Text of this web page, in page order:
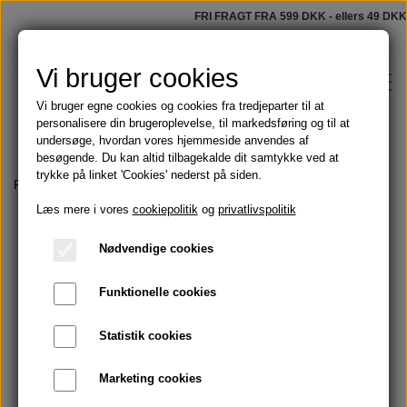
FRI FRAGT FRA 599 DKK - ellers 49 DKK
Shop
Skægolie og barbering
Håndmalede badeforhæng
Blog
Om
Forside Parfumer Discovery Set 7x2ml
Vi bruger cookies
Vi bruger egne cookies og cookies fra tredjeparter til at
personalisere din brugeroplevelse, til markedsføring og til at
undersøge, hvordan vores hjemmeside anvendes af
besøgende. Du kan altid tilbagekalde dit samtykke ved at
trykke på linket 'Cookies' nederst på siden.
Læs mere i vores cookiepolitikog privatlivspolitik
Nødvendige cookies
Funktionelle cookies
Statistik cookies
Marketing cookies